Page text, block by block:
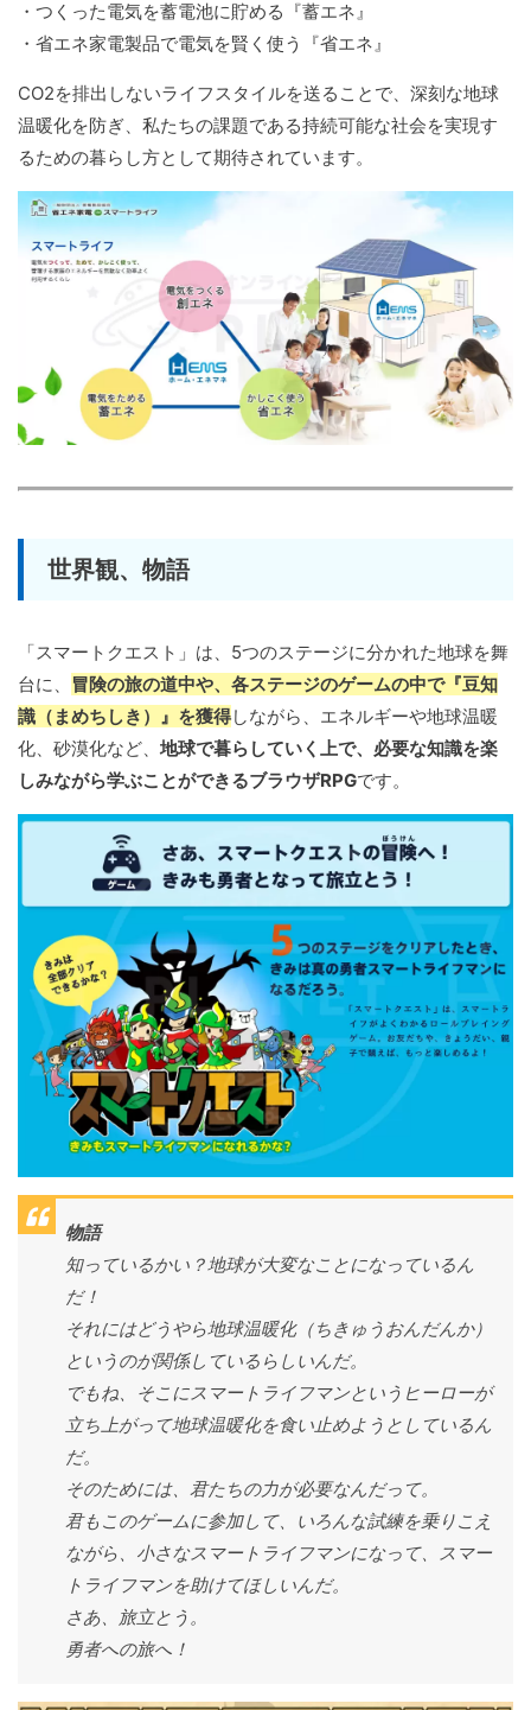
・つくった電気を蓄電池に貯める『蓄エネ』
・省エネ家電製品で電気を賢く使う『省エネ』
CO2を排出しないライフスタイルを送ることで、深刻な地球
温暖化を防ぎ、私たちの課題である持続可能な社会を実現す
るための暮らし方として期待されています。
世界観、物語
「スマートクエスト」は、5つのステージに分かれた地球を舞
台に、
冒険の旅の道中や、各ステージのゲームの中で『豆知
識（まめちしき）』を獲得しながら、エネルギーや地球温暖
化、砂漠化など、 地球で暮らしていく上で、必要な知識を楽
しみながら学ぶことができるブラウザRPGです。
物語
知っているかい？地球が大変なことになっているん
だ！
それにはどうやら地球温暖化（ちきゅうおんだんか）
というのが関係しているらしいんだ。
でもね、そこにスマートライフマンというヒーローが
立ち上がって地球温暖化を食い止めようとしているん
だ。
そのためには、君たちの力が必要なんだって。
君もこのゲームに参加して、いろんな試練を乗りこえ
ながら、小さなスマートライフマンになって、スマー
トライフマンを助けてほしいんだ。
さあ、旅立とう。
勇者への旅へ！